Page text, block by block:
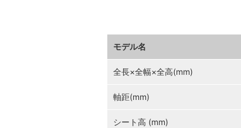
モデル名
全長×全幅×全高(mm)
軸距(mm)
シート高 (mm)